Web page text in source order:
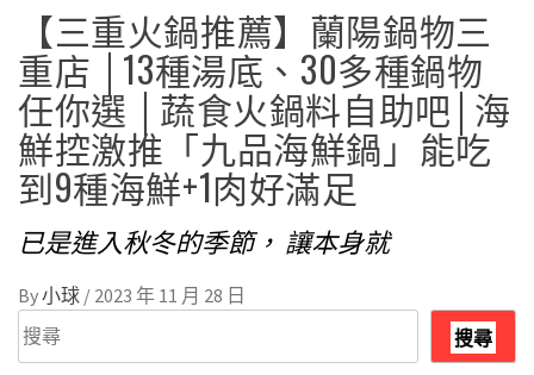
【三重火鍋推薦】蘭陽鍋物三
重店 │13種湯底、30多種鍋物
任你選 │蔬食火鍋料自助吧│海
鮮控激推「九品海鮮鍋」能吃
到9種海鮮+1肉好滿足
已是進入秋冬的季節， 讓本身就
By小球 / 2023 年 11 月 28 日
搜
尋
搜尋